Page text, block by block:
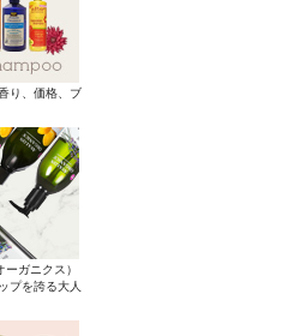
り、価格、ブ
ガニクス）
プを誇る大人